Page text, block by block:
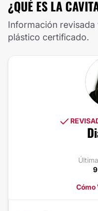
¿QUÉ ES LA
Información
plástico certificado.
Cómo